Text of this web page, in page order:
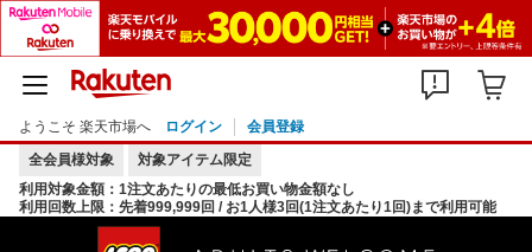
ようこそ 楽天市場へ ログイン
会員登録
全会員様対象
対象アイテム限定
利用対象金額：1注文あたりの最低お買い物金額なし
利用回数上限：先着999,999回 / お1人様3回(1注文あたり1回)まで利用可能